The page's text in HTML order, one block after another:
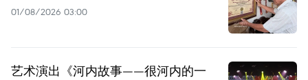
01/08/2026 03:00
艺术演出《河内故事——很河内的一